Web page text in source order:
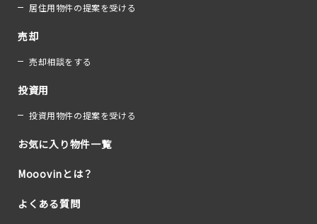
居住用物件の提案を受ける
売却
売却相談をする
投資用
投資用物件の提案を受ける
お気に入り物件一覧
Mooovinとは？
よくある質問